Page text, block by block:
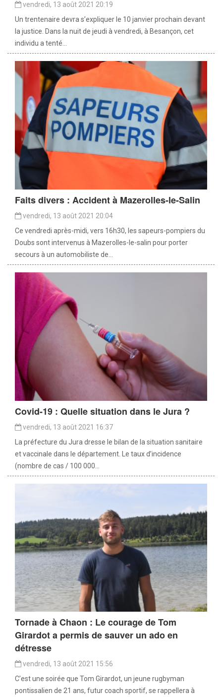
vendredi, 13 août 2021 20:19
Un trentenaire devra s’expliquer le 10 janvier prochain devant
la justice. Dans la nuit de jeudi à vendredi, à Besançon, cet
individu a tenté...
Faits divers : Accident à Mazerolles-le-Salin
vendredi, 13 août 2021 20:04
Ce vendredi après-midi, vers 16h30, les sapeurs-pompiers du
Doubs sont intervenus à Mazerolles-le-salin pour porter
secours à un automobiliste de...
Covid-19 : Quelle situation dans le Jura ?
vendredi, 13 août 2021 16:37
La préfecture du Jura dresse le bilan de la situation sanitaire
et vaccinale dans le département. Le taux d’incidence
(nombre de cas / 100 000...
Tornade à Chaon : Le courage de Tom
Girardot a permis de sauver un ado en
détresse
vendredi, 13 août 2021 15:56
C’est une soirée que Tom Girardot, un jeune rugbyman
pontissalien de 21 ans, futur coach sportif, se rappellera à